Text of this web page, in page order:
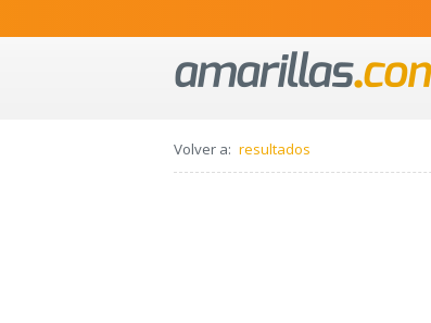
Volver a: resultados